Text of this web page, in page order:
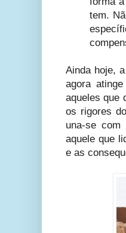
tem.
Ainda hoje,
agora
aqueles que
os rigores
una-se
aquele que
e as